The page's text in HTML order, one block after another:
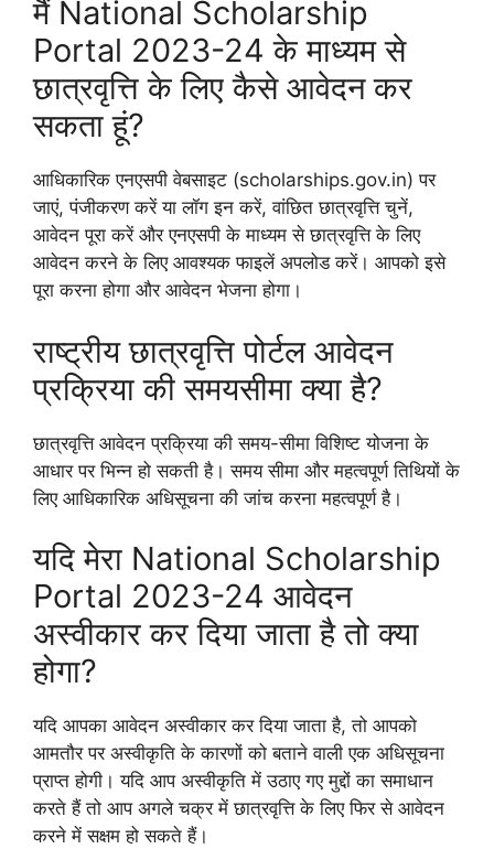
मैं National Scholarship
Portal 2023-24 के माध्यम से
छात्रवृत्ति के लिए कैसे आवेदन कर
सकता हूं?
आधिकारिक एनएसपी वेबसाइट (scholarships.gov.in) पर
जाएं, पंजीकरण करें या लॉग इन करें, वांछित छात्रवृत्ति चुनें,
आवेदन पूरा करें और एनएसपी के माध्यम से छात्रवृत्ति के लिए
आवेदन करने के लिए आवश्यक फाइलें अपलोड करें। आपको इसे
पूरा करना होगा और आवेदन भेजना होगा।
राष्ट्रीय छात्रवृत्ति पोर्टल आवेदन
प्रक्रिया की समयसीमा क्या है?
छात्रवृत्ति आवेदन प्रक्रिया की समय-सीमा विशिष्ट योजना के
आधार पर भिन्न हो सकती है। समय सीमा और महत्वपूर्ण तिथियों के
लिए आधिकारिक अधिसूचना की जांच करना महत्वपूर्ण है।
यदि मेरा National Scholarship
Portal 2023-24 आवेदन
अस्वीकार कर दिया जाता है तो क्या
होगा?
यदि आपका आवेदन अस्वीकार कर दिया जाता है, तो आपको
आमतौर पर अस्वीकृति के कारणों को बताने वाली एक अधिसूचना
प्राप्त होगी। यदि आप अस्वीकृति में उठाए गए मुद्दों का समाधान
करते हैं तो आप अगले चक्र में छात्रवृत्ति के लिए फिर से आवेदन
करने में सक्षम हो सकते हैं।